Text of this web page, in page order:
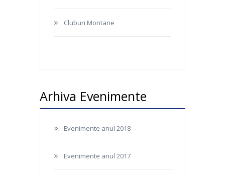
Cluburi Montane
Arhiva Evenimente
Evenimente anul 2018
Evenimente anul 2017